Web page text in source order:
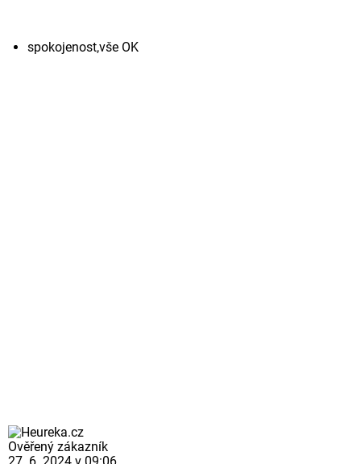
spokojenost,vše OK
Ověřený zákazník
27. 6. 2024 v 09:06